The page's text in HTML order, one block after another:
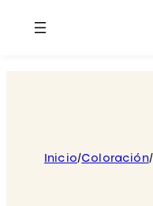
Inicio/Coloración/